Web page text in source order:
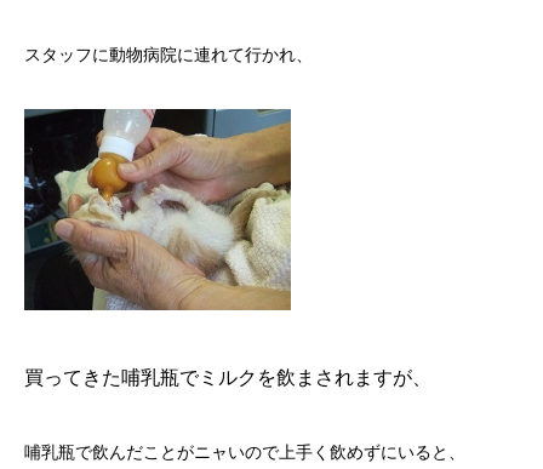
スタッフに動物病院に連れて行かれ、
買ってきた哺乳瓶でミルクを飲まされますが、
哺乳瓶で飲んだことがニャいので上手く飲めずにいると、